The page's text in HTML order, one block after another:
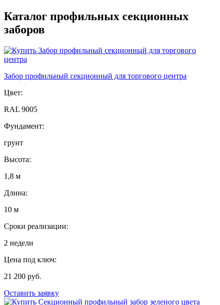
Каталог профильных секционных
заборов
Забор профильный секционный для торгового центра
Цвет:
RAL 9005
Фундамент:
грунт
Высота:
1,8 м
Длина:
10 м
Сроки реализации:
2 недели
Цена под ключ:
21 200 руб.
Оставить заявку